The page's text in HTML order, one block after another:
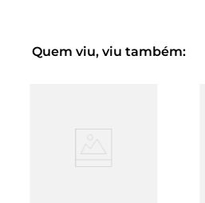
Quem viu, viu também: